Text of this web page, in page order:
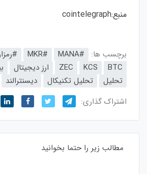
منبع:cointelegraph
برچسب ها: #MANA
#MKR
BTC
KCS
ZEC ارز دیجیتال
تحلیل
تحلیل تکنیکال دیسنترالند
اشتراک گذاری:
مطالب زیر را حتما بخوانید